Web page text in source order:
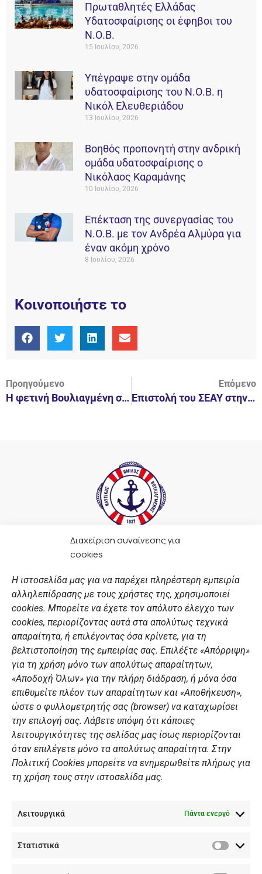
Διαχείριση συναίνεσης για
cookies
Η ιστοσελίδα μας για να παρέχει πληρέστερη εμπειρία
αλληλεπίδρασης με τους χρήστες της, χρησιμοποιεί
cookies. Μπορείτε να έχετε τον απόλυτο έλεγχο των
cookies, περιορίζοντας αυτά στα απολύτως τεχνικά
απαραίτητα, ή επιλέγοντας όσα κρίνετε, για τη
βελτιστοποίηση της εμπειρίας σας. Επιλέξτε «Απόρριψη»
για τη χρήση μόνο των απολύτως απαραίτητων,
«Αποδοχή Όλων» για την πλήρη διάδραση, ή μόνα όσα
επιθυμείτε πλέον των απαραίτητων και «Αποθήκευση»,
ώστε ο φυλλομετρητής σας (browser) να καταχωρίσει
την επιλογή σας. Λάβετε υπόψη ότι κάποιες
λειτουργικότητες της σελίδας μας ίσως περιορίζονται
όταν επιλέγετε μόνο τα απολύτως απαραίτητα. Στην
Πολιτική Cookies μπορείτε να ενημερωθείτε πλήρως για
τη χρήση τους στην ιστοσελίδα μας.
Λειτουργικά Πάντα ενεργό
Στατιστικά
Πρωταθλητές Ελλάδας
Υδατοσφαίρισης οι έφηβοι του
Ν.Ο.Β.
15 Ιουλίου, 2026
Υπέγραψε στην ομάδα
υδατοσφαίρισης του Ν.Ο.Β. η
Νικόλ Ελευθεριάδου
13 Ιουλίου, 2026
Βοηθός προπονητή στην ανδρική
ομάδα υδατοσφαίρισης ο
Νικόλαος Καραμάνης
10 Ιουλίου, 2026
Επέκταση της συνεργασίας του
Ν.Ο.Β. με τον Ανδρέα Αλμύρα για
έναν ακόμη χρόνο
8 Ιουλίου, 2026
Κοινοποιήστε το
Προηγούμενο
Η φετινή Βουλιαγμένη στις Γυναίκες.
Επόμενο
Επιστολή του ΣΕΑΥ στην Κ.Ο.Ε.
F
a
e
b
o
o
k
t
a
g
r
a
m
t
u
b
e
n
k
e
d
i
n
ΣΎΝΔΕΣΜΟΙ
Αθλητικές σχολές
Διάπλους
Χορηγοί
Summer Camp
ΠΡΟΣΩΠΙΚΑ ΔΕΔΟΜΕΝΑ
Πολιτική Ιστοσελίδας
Πολιτική Cookies Iστοσελίδας
Γενική Πολιτική ΝΟΒ
Ενημέρωση Summer Camp
ΕΠΙΚΟΙΝΩΝΊΑ